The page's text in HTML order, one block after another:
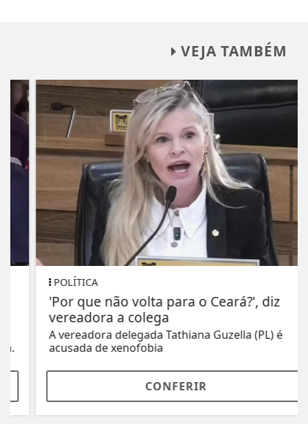
VEJA TAMBÉM
POLÍTICA
'Por que não volta para o Ceará?', diz
vereadora a colega
A vereadora delegada Tathiana Guzella (PL) é
acusada de xenofobia
CONFERIR